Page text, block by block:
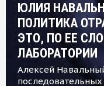
ЮЛИЯ
ПОЛИТИКА
ЭТО, ПО ЕЕ
ЛАБОРАТОРИИ
Алексей